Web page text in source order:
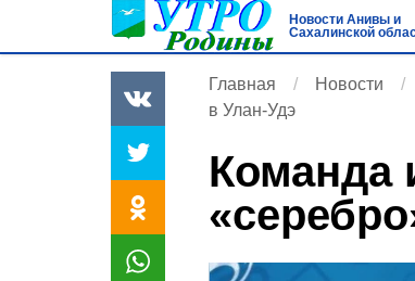
Новости Анивы и
Сахалинской
Главная Новости
в Улан-Удэ
Команда